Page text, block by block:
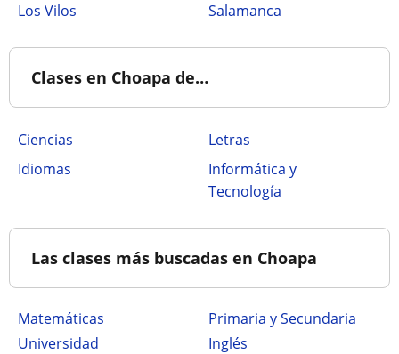
Los Vilos Salamanca
Clases en Choapa de…
Ciencias
Letras
Idiomas
Informática y
Tecnología
Las clases más buscadas en Choapa
Matemáticas
Primaria y Secundaria
Universidad
Inglés